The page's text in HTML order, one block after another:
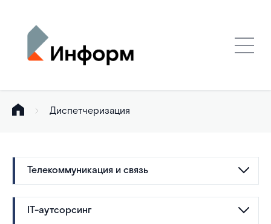
Диспетчеризация
Телекоммуникация и связь
IT-аутсорсинг